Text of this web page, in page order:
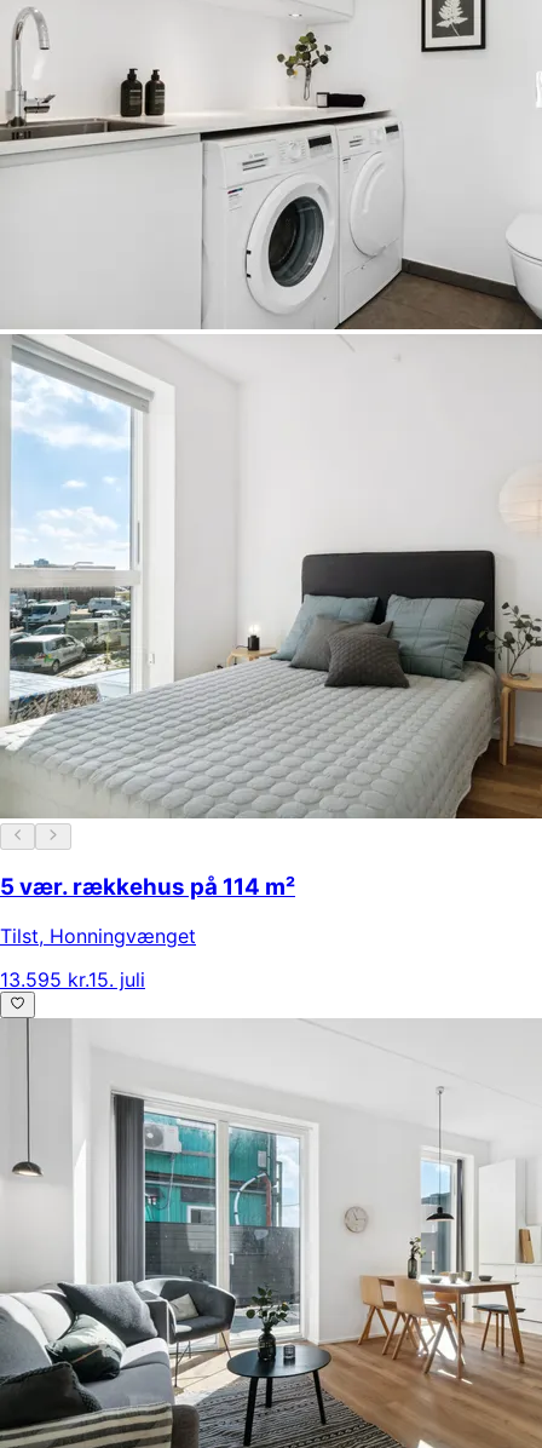
5 vær. rækkehus på 114 m²
Tilst, Honningvænget
13.595 kr.15. juli